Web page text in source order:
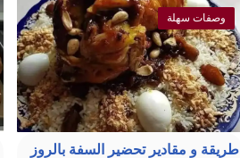
وصفات سهلة
طريقة و مقادير تحضير السفة بالروز